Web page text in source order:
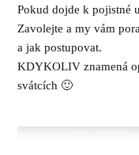
Pokud dojde k pojistné
Zavolejte a my vám
a jak postupovat.
KDYKOLIV znamená
svátcích 🙂